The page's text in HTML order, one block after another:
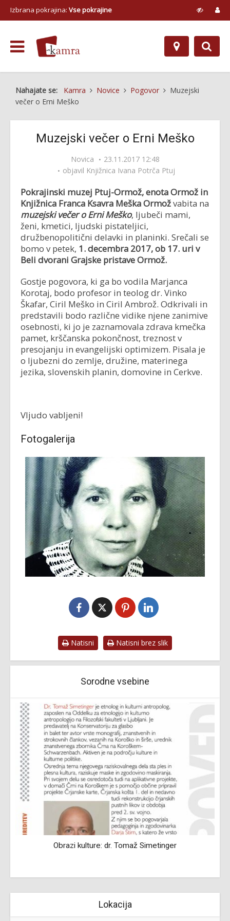
Izbrana pokrajina: Vse pokrajine
Nahajate se: Kamra Novice Pogovor
Muzejski
večer o Erni Meško
Muzejski večer o Erni Meško
Novica
23.11.2017 12:48
objavil Knjižnica Ivana Potrča Ptuj
Pokrajinski muzej Ptuj-Ormož, enota Ormož in
Knjižnica Franca Ksavra Meška Ormožvabita na
muzejski večer o Erni Meško, ljubeči mami,
ženi, kmetici, ljudski pistateljici,
družbenopolitični delavki in planinki. Srečali se
bomo v petek, 1. decembra 2017, ob 17. uri v
Beli dvorani Grajske pristave Ormož.
Gostje pogovora, ki ga bo vodila Marjanca
Korotaj, bodo profesor in teolog dr. Vinko
Škafar, Ciril Meško in Ciril Ambrož. Odkrivali in
predstavili bodo različne vidike njene zanimive
osebnosti, ki jo je zaznamovala zdrava kmečka
pamet, krščanska pokončnost, treznost v
presojanju in evangelijski optimizem. Pisala je
o ljubezni do zemlje, družine, materinega
jezika, slovenskih planin, domovine in Cerkve.
Vljudo vabljeni!
Fotogalerija
Natisni Natisni brez slik
Sorodne vsebine
Obrazi kulture: dr. Tomaž Simetinger
Lokacija